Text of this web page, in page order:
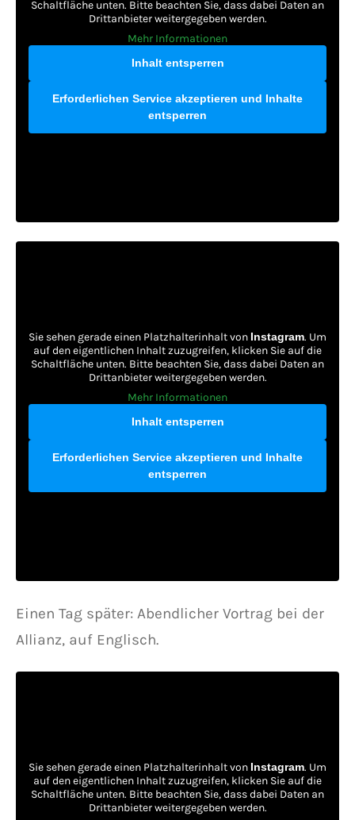
Schaltfläche unten. Bitte beachten Sie, dass dabei Daten an
Drittanbieter weitergegeben werden.
Mehr Informationen
Inhalt entsperren
Erforderlichen Service akzeptieren und Inhalte
entsperren
Sie sehen gerade einen Platzhalterinhalt von Instagram. Um
auf den eigentlichen Inhalt zuzugreifen, klicken Sie auf die
Schaltfläche unten. Bitte beachten Sie, dass dabei Daten an
Drittanbieter weitergegeben werden.
Mehr Informationen
Inhalt entsperren
Erforderlichen Service akzeptieren und Inhalte
entsperren
Einen Tag später: Abendlicher Vortrag bei der
Allianz, auf Englisch.
Sie sehen gerade einen Platzhalterinhalt von Instagram. Um
auf den eigentlichen Inhalt zuzugreifen, klicken Sie auf die
Schaltfläche unten. Bitte beachten Sie, dass dabei Daten an
Drittanbieter weitergegeben werden.